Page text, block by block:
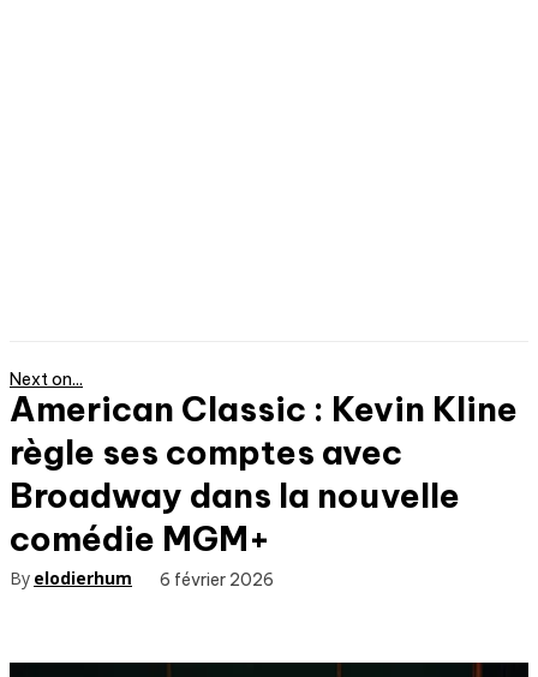
Next on...
American Classic : Kevin Kline
règle ses comptes avec
Broadway dans la nouvelle
comédie MGM+
By elodierhum 6 février 2026